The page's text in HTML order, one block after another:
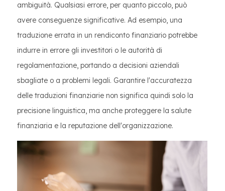
ambiguità. Qualsiasi errore, per quanto piccolo, può
avere conseguenze significative. Ad esempio, una
traduzione errata in un rendiconto finanziario potrebbe
indurre in errore gli investitori o le autorità di
regolamentazione, portando a decisioni aziendali
sbagliate o a problemi legali. Garantire l'accuratezza
delle traduzioni finanziarie non significa quindi solo la
precisione linguistica, ma anche proteggere la salute
finanziaria e la reputazione dell'organizzazione.